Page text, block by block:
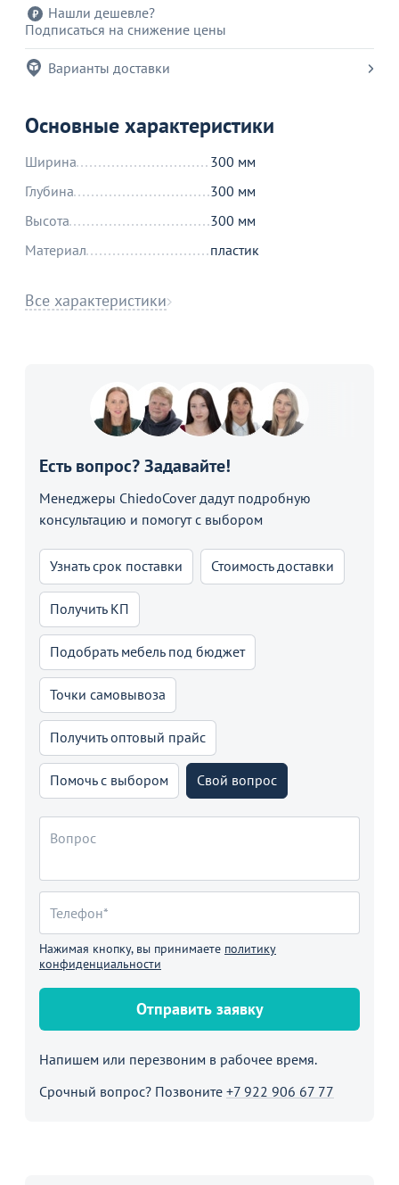
Нашли дешевле?
Подписаться на снижение цены
Варианты доставки
Основные характеристики
Ширина
300 мм
Глубина
300 мм
Высота
300 мм
Материал
пластик
Все характеристики
Есть вопрос? Задавайте!
Менеджеры ChiedoCover дадут подробную
консультацию и помогут с выбором
Узнать срок поставки Стоимость доставки
Получить КП
Подобрать мебель под бюджет
Точки самовывоза
Получить оптовый прайс
Помочь с выбором Свой вопрос
Нажимая кнопку, вы принимаете политику
конфиденциальности
Отправить заявку
Напишем или перезвоним в рабочее время.
Срочный вопрос? Позвоните +7 922 906 67 77